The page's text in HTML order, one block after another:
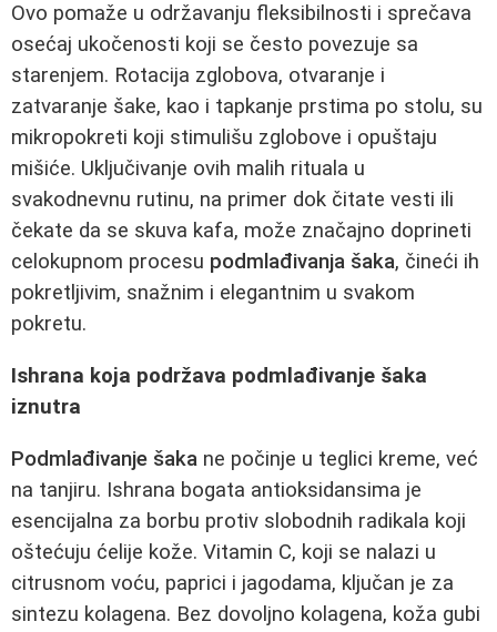
Ovo pomaže u održavanju fleksibilnosti i sprečava
osećaj ukočenosti koji se često povezuje sa
starenjem. Rotacija zglobova, otvaranje i
zatvaranje šake, kao i tapkanje prstima po stolu, su
mikropokreti koji stimulišu zglobove i opuštaju
mišiće. Uključivanje ovih malih rituala u
svakodnevnu rutinu, na primer dok čitate vesti ili
čekate da se skuva kafa, može značajno doprineti
celokupnom procesu podmlađivanja šaka, čineći ih
pokretljivim, snažnim i elegantnim u svakom
pokretu.
Ishrana koja podržava podmlađivanje šaka
iznutra
Podmlađivanje šaka ne počinje u teglici kreme, već
na tanjiru. Ishrana bogata antioksidansima je
esencijalna za borbu protiv slobodnih radikala koji
oštećuju ćelije kože. Vitamin C, koji se nalazi u
citrusnom voću, paprici i jagodama, ključan je za
sintezu kolagena. Bez dovoljno kolagena, koža gubi